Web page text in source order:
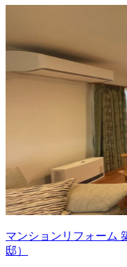
マンションリフォーム
邸）